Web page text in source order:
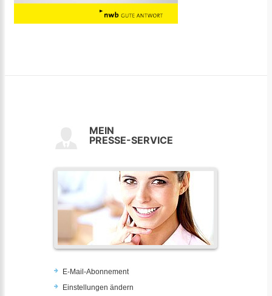
MEIN
PRESSE-SERVICE
E-Mail-Abonnement
Einstellungen ändern